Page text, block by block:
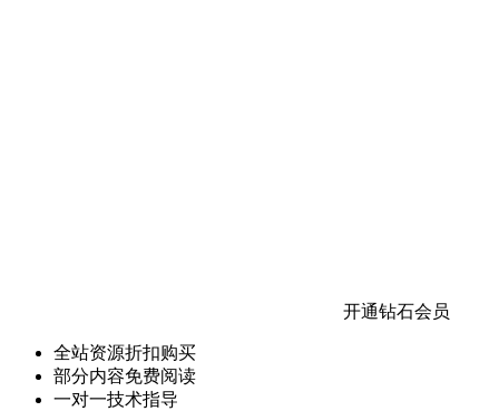
开通钻石会员
全站资源折扣购买
部分内容免费阅读
一对一技术指导